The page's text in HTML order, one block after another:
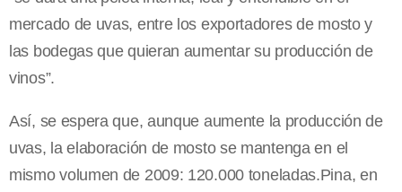
mercado de uvas, entre los exportadores de mosto y
las bodegas que quieran aumentar su producción de
vinos”.
Así, se espera que, aunque aumente la producción de
uvas, la elaboración de mosto se mantenga en el
mismo volumen de 2009: 120.000 toneladas.Pina, en